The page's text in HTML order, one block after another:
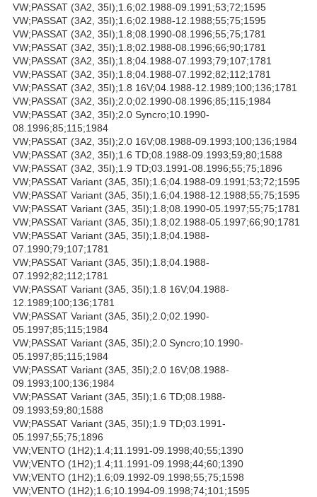
VW;PASSAT (3A2, 35I);1.6;02.1988-09.1991;53;72;1595
VW;PASSAT (3A2, 35I);1.6;02.1988-12.1988;55;75;1595
VW;PASSAT (3A2, 35I);1.8;08.1990-08.1996;55;75;1781
VW;PASSAT (3A2, 35I);1.8;02.1988-08.1996;66;90;1781
VW;PASSAT (3A2, 35I);1.8;04.1988-07.1993;79;107;1781
VW;PASSAT (3A2, 35I);1.8;04.1988-07.1992;82;112;1781
VW;PASSAT (3A2, 35I);1.8 16V;04.1988-12.1989;100;136;1781
VW;PASSAT (3A2, 35I);2.0;02.1990-08.1996;85;115;1984
VW;PASSAT (3A2, 35I);2.0 Syncro;10.1990-
08.1996;85;115;1984
VW;PASSAT (3A2, 35I);2.0 16V;08.1988-09.1993;100;136;1984
VW;PASSAT (3A2, 35I);1.6 TD;08.1988-09.1993;59;80;1588
VW;PASSAT (3A2, 35I);1.9 TD;03.1991-08.1996;55;75;1896
VW;PASSAT Variant (3A5, 35I);1.6;04.1988-09.1991;53;72;1595
VW;PASSAT Variant (3A5, 35I);1.6;04.1988-12.1988;55;75;1595
VW;PASSAT Variant (3A5, 35I);1.8;08.1990-05.1997;55;75;1781
VW;PASSAT Variant (3A5, 35I);1.8;02.1988-05.1997;66;90;1781
VW;PASSAT Variant (3A5, 35I);1.8;04.1988-
07.1990;79;107;1781
VW;PASSAT Variant (3A5, 35I);1.8;04.1988-
07.1992;82;112;1781
VW;PASSAT Variant (3A5, 35I);1.8 16V;04.1988-
12.1989;100;136;1781
VW;PASSAT Variant (3A5, 35I);2.0;02.1990-
05.1997;85;115;1984
VW;PASSAT Variant (3A5, 35I);2.0 Syncro;10.1990-
05.1997;85;115;1984
VW;PASSAT Variant (3A5, 35I);2.0 16V;08.1988-
09.1993;100;136;1984
VW;PASSAT Variant (3A5, 35I);1.6 TD;08.1988-
09.1993;59;80;1588
VW;PASSAT Variant (3A5, 35I);1.9 TD;03.1991-
05.1997;55;75;1896
VW;VENTO (1H2);1.4;11.1991-09.1998;40;55;1390
VW;VENTO (1H2);1.4;11.1991-09.1998;44;60;1390
VW;VENTO (1H2);1.6;09.1992-09.1998;55;75;1598
VW;VENTO (1H2);1.6;10.1994-09.1998;74;101;1595